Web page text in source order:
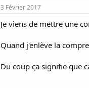
3 Février 2017
Je viens de mettre une
Quand j'enlève la
Du coup ça signifie que